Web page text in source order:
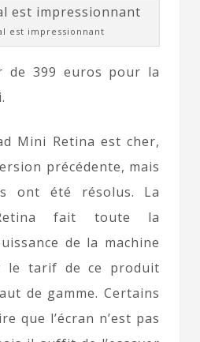
est impressionnant
de 399 euros pour la
Mini Retina est cher,
précédente, mais
ont été résolus. La
fait toute la
de la machine
le tarif de ce produit
de gamme. Certains
que l’écran n’est pas